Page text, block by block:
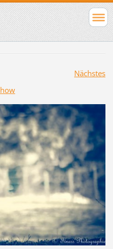
Nächstes